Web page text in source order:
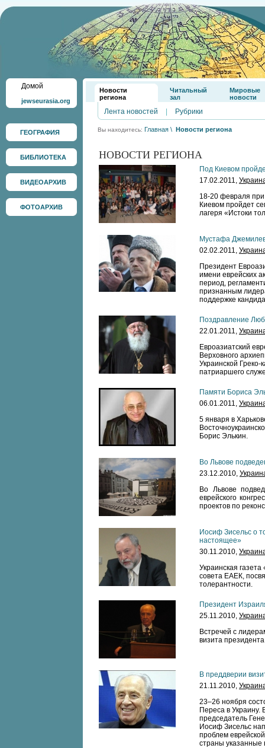
Домой
jewseurasia.org
ГЕОГРАФИЯ
БИБЛИОТЕКА
ВИДЕОАРХИВ
ФОТОАРХИВ
Новости
региона
Читальный
зал
Мировые
новости
Лента новостей Рубрики
Вы находитесь: Главная \ Новости региона
НОВОСТИ РЕГИОНА
Под Киевом
17.02.2011,
18-20 февраля при
Киевом пройдет
лагеря «Истоки
Мустафа
02.02.2011,
Президент
имени еврейских
период,
признанным
поддержке
Поздравление
22.01.2011,
Евроазиатский
Верховного
Украинской
патриаршего
Памяти Бориса
06.01.2011,
5 января в
Борис Элькин.
Во Львове
23.12.2010,
Во Львове
еврейского
проектов по
Иосиф Зисельс о
настоящее»
30.11.2010,
Украинская
совета ЕАЕК,
толерантности.
Президент
25.11.2010,
Встречей с
визита
В преддверии
21.11.2010,
23–26 ноября
Переса в Украину.
председатель
Иосиф Зисельс
проблем
страны указанные